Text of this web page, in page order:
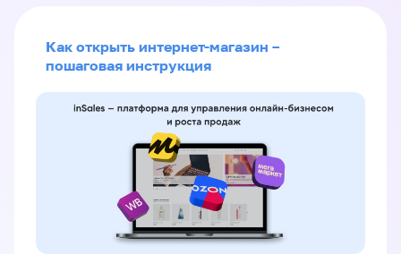
Как открыть интернет-магазин –
пошаговая инструкция